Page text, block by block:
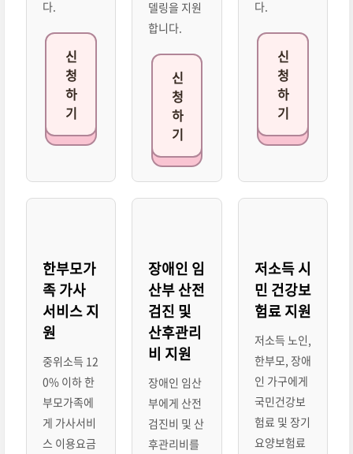
다.
신
청
하
기
델링을 지원
합니다.
신
청
하
기
다.
신
청
하
기
한부모가
족 가사
서비스 지
원
중위소득 12
0% 이하 한
부모가족에
게 가사서비
스 이용요금
장애인 임
산부 산전
검진 및
산후관리
비 지원
장애인 임산
부에게 산전
검진비 및 산
후관리비를
저소득 시
민 건강보
험료 지원
저소득 노인,
한부모, 장애
인 가구에게
국민건강보
험료 및 장기
요양보험료